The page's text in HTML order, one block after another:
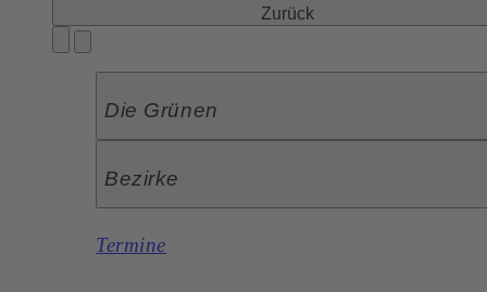
Zurück
Die Grünen
Bezirke
Termine